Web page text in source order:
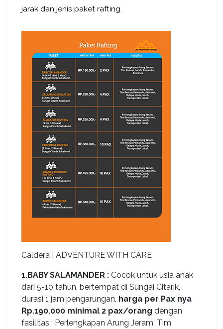
jarak dan jenis paket rafting.
Caldera | ADVENTURE WITH CARE
1.BABY SALAMANDER : Cocok untuk usia anak
dari 5-10 tahun, bertempat di Sungai Citarik,
durasi 1 jam pengarungan, harga per Pax nya
Rp.190.000 minimal 2 pax/orang dengan
fasilitas : Perlengkapan Arung Jeram, Tim